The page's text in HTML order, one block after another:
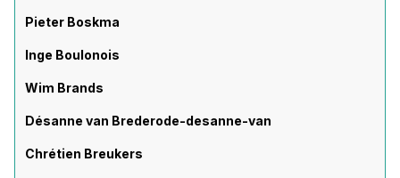
Pieter Boskma
Inge Boulonois
Wim Brands
Désanne van Brederode-desanne-van
Chrétien Breukers